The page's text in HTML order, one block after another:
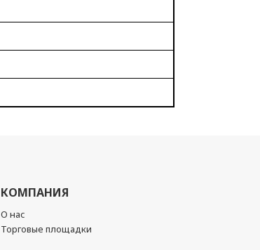
КОМПАНИЯ
О нас
Торговые площадки